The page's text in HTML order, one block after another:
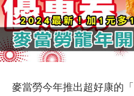
麥當勞今年推出超好康的「